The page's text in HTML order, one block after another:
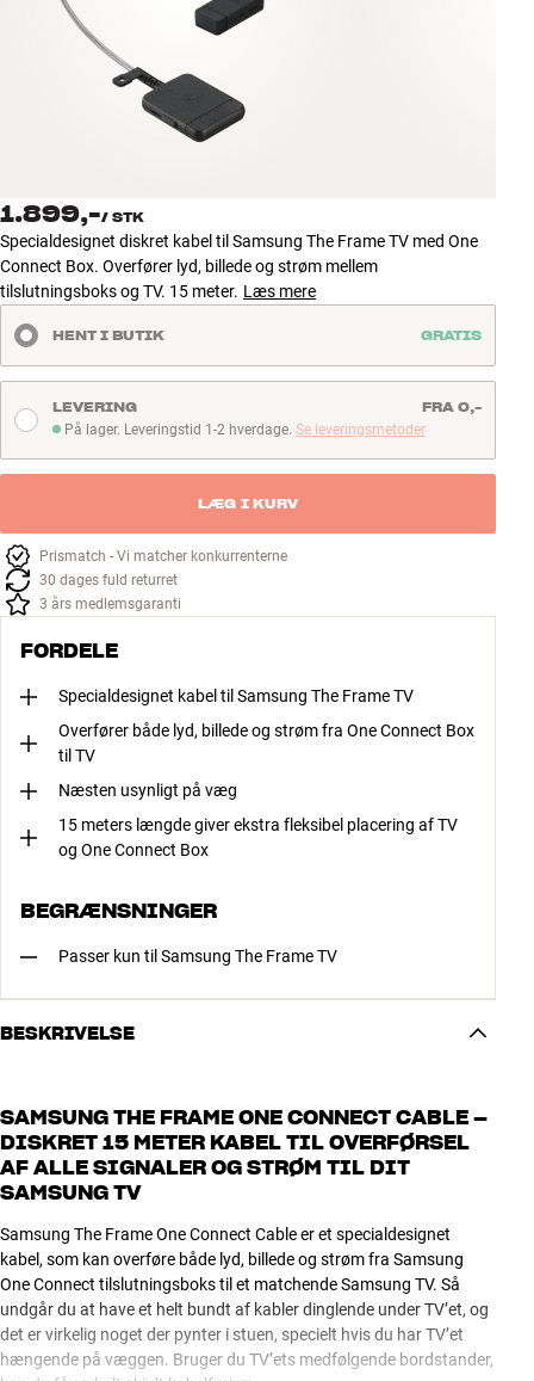
Tilbehør
INSPIRATION
NYHEDER
TILBUD
Find Butik
Kundeservice
Kundeservice
Byg med Lyd
1.899,-/ STK
Specialdesignet diskret kabel til Samsung The Frame TV med One
Connect Box. Overfører lyd, billede og strøm mellem
tilslutningsboks og TV. 15 meter. Læs mere
HENT I BUTIK GRATIS
På lager. Leveringstid 1-2 hverdage
På lager. Leveringstid 1-2 hverdage. Se leveringsmetoder
LEVERING FRA 0,-
LÆG I KURV
Prismatch - Vi matcher konkurrenterne
30 dages fuld returret
3 års medlemsgaranti
FORDELE
Specialdesignet kabel til Samsung The Frame TV
Overfører både lyd, billede og strøm fra One Connect Box
til TV
Næsten usynligt på væg
15 meters længde giver ekstra fleksibel placering af TV
og One Connect Box
BEGRÆNSNINGER
Passer kun til Samsung The Frame TV
BESKRIVELSE
SAMSUNG THE FRAME ONE CONNECT CABLE –
DISKRET 15 METER KABEL TIL OVERFØRSEL
AF ALLE SIGNALER OG STRØM TIL DIT
SAMSUNG TV
Samsung The Frame One Connect Cable er et specialdesignet
kabel, som kan overføre både lyd, billede og strøm fra Samsung
One Connect tilslutningsboks til et matchende Samsung TV. Så
undgår du at have et helt bundt af kabler dinglende under TV’et, og
det er virkelig noget der pynter i stuen, specielt hvis du har TV’et
hængende på væggen. Bruger du TV’ets medfølgende bordstander,